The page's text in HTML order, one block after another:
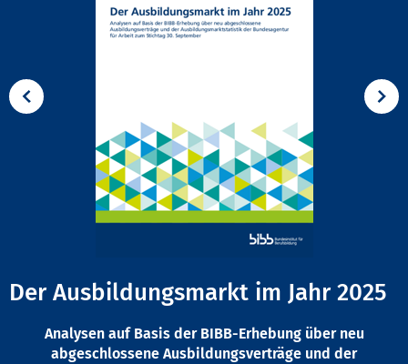
Der Ausbildungsmarkt im Jahr 2025
Analysen auf Basis der BIBB-Erhebung über neu
abgeschlossene Ausbildungsverträge und der